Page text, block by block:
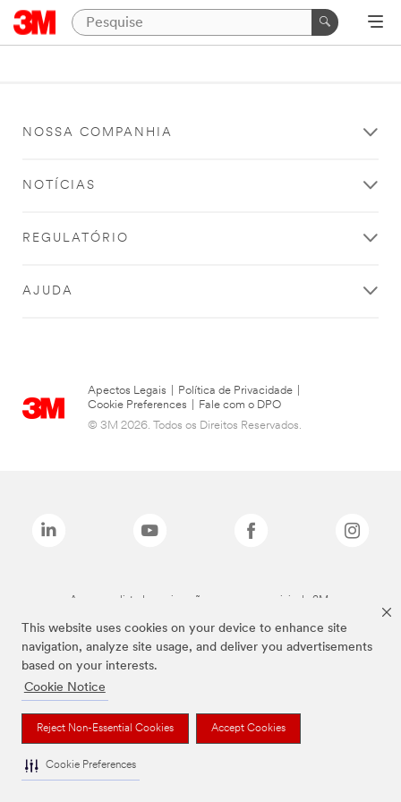
This website uses cookies on your device to enhance site
navigation, analyze site usage, and deliver you advertisements
based on your interests.
Cookie Notice
Reject Non-Essential Cookies Accept Cookies
Cookie Preferences
NOSSA COMPANHIA
NOTÍCIAS
REGULATÓRIO
AJUDA
Apectos Legais Política de Privacidade
Cookie Preferences
Fale com o DPO
© 3M 2026. Todos os Direitos Reservados.
As marcas listadas a cima são marcas comerciais da 3M.